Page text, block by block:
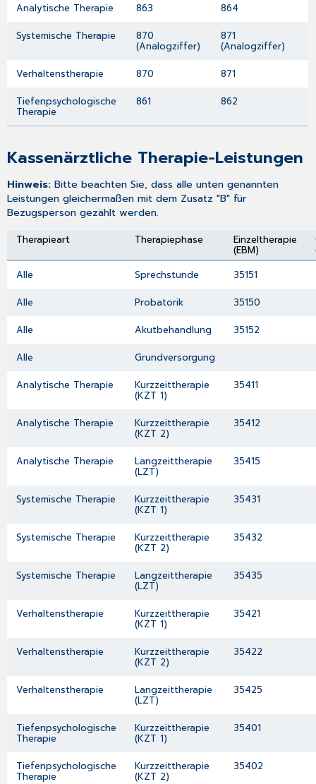
Analytische Therapie 863 864
Systemische Therapie 870
(Analogziffer)
871
(Analogziffer)
Verhaltenstherapie 870 871
Tiefenpsychologische
Therapie
861 862
Kassenärztliche Therapie-Leistungen
Hinweis:Bitte beachten Sie, dass alle unten genannten
Leistungen gleichermaßen mit dem Zusatz "B" für
Bezugsperson gezählt werden.
Therapieart Therapiephase Einzeltherapie
(EBM)
Alle
Sprechstunde 35151
Alle Probatorik 35150
Alle Akutbehandlung 35152
Alle Grundversorgung
Analytische Therapie Kurzzeittherapie
(KZT 1)
35411
Analytische Therapie Kurzzeittherapie
(KZT 2)
35412
Analytische Therapie Langzeittherapie
(LZT)
35415
Systemische Therapie Kurzzeittherapie
(KZT 1)
35431
Systemische Therapie Kurzzeittherapie
(KZT 2)
35432
Systemische Therapie Langzeittherapie
(LZT)
35435
Verhaltenstherapie Kurzzeittherapie
(KZT 1)
35421
Verhaltenstherapie Kurzzeittherapie
(KZT 2)
35422
Verhaltenstherapie Langzeittherapie
(LZT)
35425
Tiefenpsychologische
Therapie
Kurzzeittherapie
(KZT 1)
35401
Tiefenpsychologische
Therapie
Kurzzeittherapie
(KZT 2)
35402